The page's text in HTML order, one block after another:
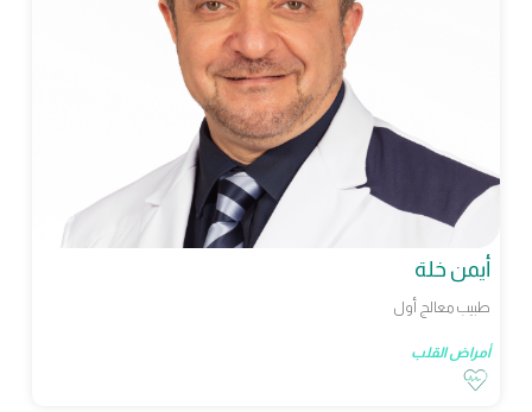
أيمن خلة
طبيب معالج أول
أمراض القلب